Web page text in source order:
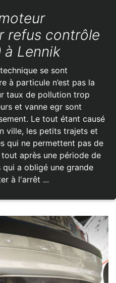
refus contrôle
à Lennik
se sont
à particule n’est pas la
taux de pollution trop
et vanne egr sont
Le tout étant causé
ville, les petits trajets et
qui ne permettent pas de
après une période de
a obligé une grande
à l'arrêt ...